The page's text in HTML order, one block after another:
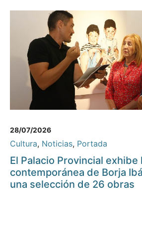
28/07/2026
Cultura, Noticias, Portada
El Palacio Provincial exhibe
contemporánea de Borja
una selección de 26 obras